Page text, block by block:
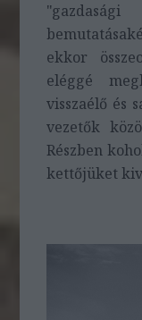
ekkor
eléggé
visszaélő és
vezetők
Részben
kettőjüket